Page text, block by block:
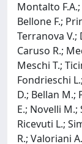
Montalto F.A.;
Bellone F.;
Terranova V.;
Caruso R.;
Meschi T.;
Fondrieschi
D.; Bellan M.;
E.; Novelli M.;
Ricevuti L.;
R.; Valoriani